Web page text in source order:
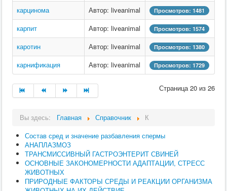
карцинома Автор: liveanimal Просмотров: 1481
карпит Автор: liveanimal Просмотров: 1574
каротин Автор: liveanimal Просмотров: 1380
карнификация Автор: liveanimal Просмотров: 1729
Страница 20 из 26
Вы здесь: Главная Справочник
К
Состав сред и значение разбавления спермы
АНАПЛАЗМОЗ
ТРАНСМИССИВНЫЙ ГАСТРОЭНТЕРИТ СВИНЕЙ
ОСНОВНЫЕ ЗАКОНОМЕРНОСТИ АДАПТАЦИИ, СТРЕСС
ЖИВОТНЫХ
ПРИРОДНЫЕ ФАКТОРЫ СРЕДЫ И РЕАКЦИИ ОРГАНИЗМА